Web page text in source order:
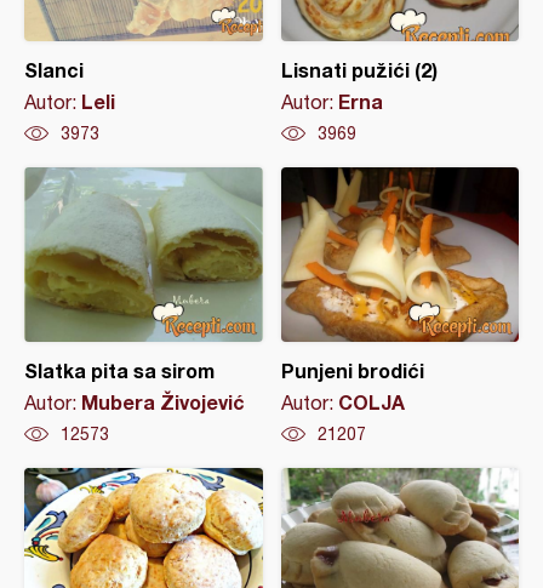
Slanci
Autor: Leli
3973
Lisnati pužići (2)
Autor: Erna
3969
Slatka pita sa sirom
Autor: Mubera Živojević
12573
Punjeni brodići
Autor: COLJA
21207